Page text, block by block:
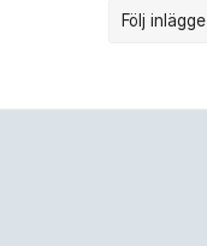
Följ